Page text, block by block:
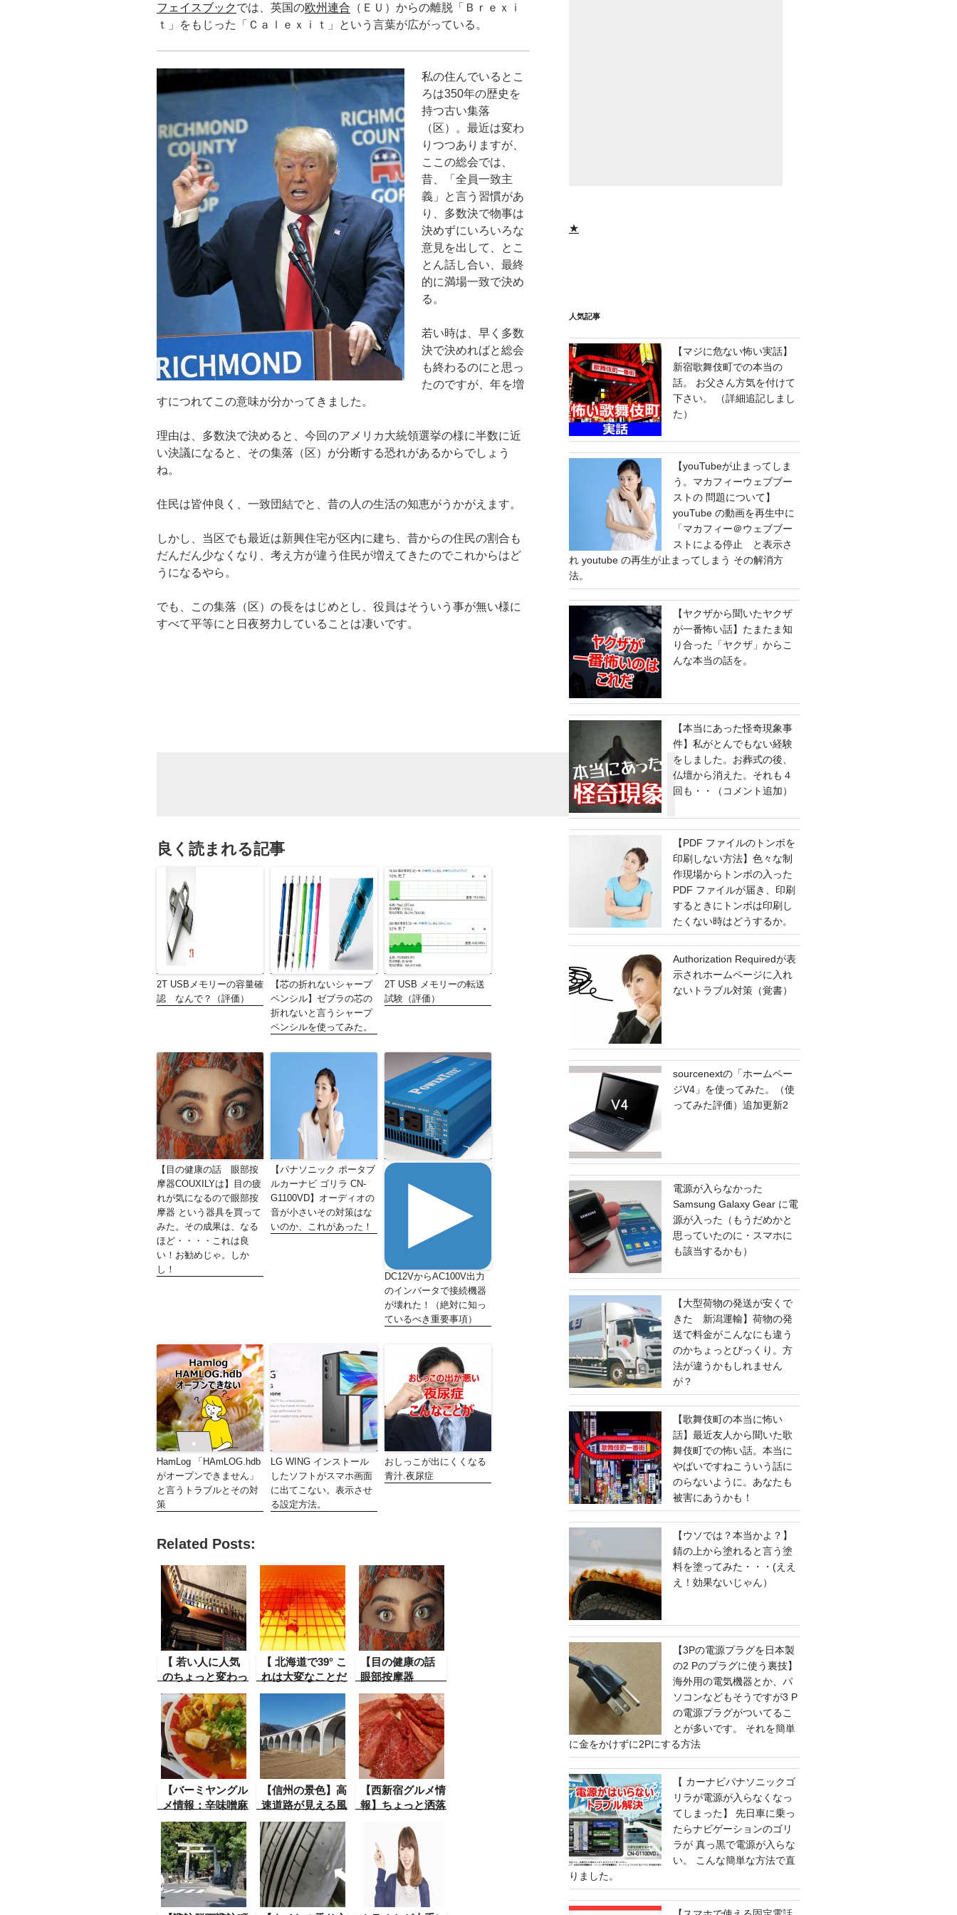
フェイスブック では、英国の欧州連合 （ＥＵ）からの離脱「Ｂｒｅｘｉ
ｔ」をもじった「Ｃａｌｅｘｉｔ」という言葉が広がっている。
私の住んでいるとこ
ろは350年の歴史を
持つ古い集落
（区）。最近は変わ
りつつありますが、
ここの総会では、
昔、「全員一致主
義」と言う習慣があ
り、多数決で物事は
決めずにいろいろな
意見を出して、とこ
とん話し合い、最終
的に満場一致で決め
る。
若い時は、早く多数
決で決めればと総会
も終わるのにと思っ
たのですが、年を増
すにつれてこの意味が分かってきました。
理由は、多数決で決めると、今回のアメリカ大統領選挙の様に半数に近
い決議になると、その集落（区）が分断する恐れがあるからでしょう
ね。
住民は皆仲良く、一致団結でと、昔の人の生活の知恵がうかがえます。
しかし、当区でも最近は新興住宅が区内に建ち、昔からの住民の割合も
だんだん少なくなり、考え方が違う住民が増えてきたのでこれからはど
うになるやら。
でも、この集落（区）の長をはじめとし、役員はそういう事が無い様に
すべて平等にと日夜努力していることは凄いです。
良く読まれる記事
2T USBメモリーの容量確
認 なんで？（評価）
【芯の折れないシャープ
ペンシル】ゼブラの芯の
折れないと言うシャープ
ペンシルを使ってみた。
2T USB メモリーの転送
試験（評価）
【目の健康の話 眼部按
摩器COUXILYは】目の疲
れが気になるので眼部按
摩器 という器具を買って
みた。その成果は、なる
ほど・・・・これは良
い！お勧めじゃ。しか
し！
【パナソニック ポータブ
ルカーナビ ゴリラ CN-
G1100VD】オーディオの
音が小さいその対策はな
いのか、これがあった！
DC12VからAC100V出力
のインバータで接続機器
が壊れた！（絶対に知っ
ているべき重要事項）
HamLog 「HAmLOG.hdb
がオープンできません」
と言うトラブルとその対
策
LG WING インストール
したソフトがスマホ画面
に出てこない。表示させ
る設定方法。
おしっこが出にくくなる
青汁.夜尿症
Related Posts:
【 若い人に人気
のちょっと変わっ
たおすすめのレス
トラン 大麦小
麦】、 この店に
は他ではないよう
なものが置いてあ
り、 他の店に置
いてないものを置
いてあるお店
【 北海道で39° こ
れは大変なことだ
地球は大丈夫
か？】 異常気象
と言われるこの時
代。 こんなこと
が起こり得るかも
しれない。長い間
の地球の歴史から
【目の健康の話
眼部按摩器
COUXILYは】目
の疲れが気になる
ので眼部按摩器
という器具を買っ
てみた。その成果
は、なるほ
ど・・・・これは
良い！お勧めじ
ゃ。しかし！
【バーミヤングル
メ情報：辛味噌麻
婆タンメンという
のを食べてみた】
中華料理店バーミ
ヤンで辛味噌麻婆
タンメンに挑戦し
てみた。唐さは中
辛で！結構辛かっ
【信州の景色】高
速道路が見える風
景
【西新宿グルメ情
報】ちょっと洒落
級焼肉店で・・・
美味かった。 で
も混んでるよ、お
勧め。 叙々苑
★
人気記事
【マジに危ない怖い実話】
新宿歌舞伎町での本当の
話。 お父さん方気を付けて
下さい。 （詳細追記しまし
た）
【youTubeが止まってしま
う。マカフィーウェブブー
ストの 問題について】
youTube の動画を再生中に
「マカフィー＠ウェブブー
ストによる停止 と表示さ
れ youtube の再生が止まってしまう その解消方
法。
【ヤクザから聞いたヤクザ
が一番怖い話】たまたま知
り合った「ヤクザ」からこ
んな本当の話を。
【本当にあった怪奇現象事
件】私がとんでもない経験
をしました。お葬式の後、
仏壇から消えた。それも４
回も・・（コメント追加）
【PDF ファイルのトンボを
印刷しない方法】色々な制
作現場からトンボの入った
PDF ファイルが届き、印刷
するときにトンボは印刷し
たくない時はどうするか。
Authorization Requiredが表
示されホームページに入れ
ないトラブル対策（覚書）
sourcenextの「ホームペー
ジV4」を使ってみた。（使
ってみた評価）追加更新2
電源が入らなかった
Samsung Galaxy Gear に電
源が入った（もうだめかと
思っていたのに・スマホに
も該当するかも）
【大型荷物の発送が安くで
きた 新潟運輸】荷物の発
送で料金がこんなにも違う
のかちょっとびっくり。方
法が違うかもしれません
が？
【歌舞伎町の本当に怖い
話】最近友人から聞いた歌
舞伎町での怖い話。本当に
やばいですねこういう話に
のらないように。あなたも
被害にあうかも！
【ウソでは？本当かよ？】
錆の上から塗れると言う塗
料を塗ってみた・・・(ええ
え！効果ないじゃん）
【3Pの電源プラグを日本製
の2 Pのプラグに使う裏技】
海外用の電気機器とか、パ
ソコンなどもそうですが3 P
の電源プラグがついてるこ
とが多いです。 それを簡単
に金をかけずに2Pにする方法
【 カーナビパナソニックゴ
リラが電源が入らなくなっ
てしまった】 先日車に乗っ
たらナビゲーションのゴリ
ラが 真っ黒で電源が入らな
い。 こんな簡単な方法で直
りました。